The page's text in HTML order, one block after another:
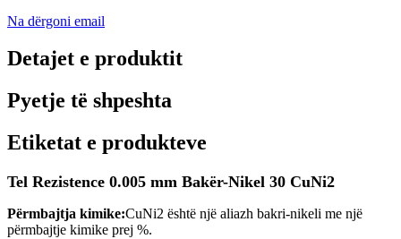
Na dërgoni email
Detajet e produktit
Pyetje të shpeshta
Etiketat e produkteve
Tel Rezistence 0.005 mm Bakër-Nikel 30 CuNi2
Përmbajtja kimike:CuNi2 është një aliazh bakri-nikeli me një
përmbajtje kimike prej %.